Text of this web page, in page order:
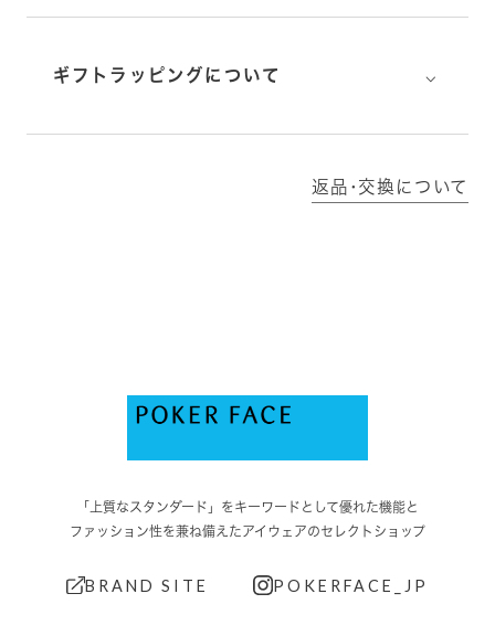
ギフトラッピングについて ⌵
返品･交換について
「上質なスタンダード」をキーワードとして優れた機能と
ファッション性を兼ね備えたアイウェアのセレクトショップ
BRAND SITE POKERFACE_JP